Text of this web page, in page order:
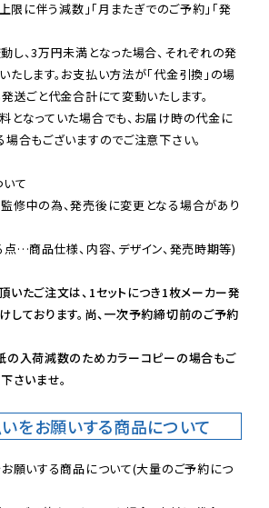
上限に伴う減数」「月またぎでのご予約」「発
し、3万円未満となった場合、それぞれの発
します。お支払い方法が「代金引換」の場
なっていた場合でも、お届け時の代金に
合もございますのでご注意下さい。
て
修中の為、発売後に変更となる場合があり
…商品仕様、内容、デザイン、発売時期等)
たご注文は、1セットにつき1枚メーカー発
しております。尚、一次予約締切前のご予約
の入荷減数のためカラーコピーの場合もご
さいませ。
をお願いする商品について
願いする商品について(大量のご予約につ